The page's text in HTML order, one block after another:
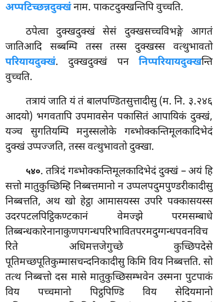
अप्पटिच्छन्नदुक्खंनाम. पाकटदुक्खन्तिपि वुच्चति.
ठपेत्वा दुक्खदुक्खं सेसं दुक्खसच्चविभङ्गे आगतं
जातिआदि सब्बम्पि तस्स तस्स दुक्खस्स वत्थुभावतो
परियायदुक्खं. दुक्खदुक्खं पन निप्परियायदुक्खन्ति
वुच्चति.
तत्रायंजाति यं तं बालपण्डितसुत्तादीसु (म. नि. ३.२४६
आदयो) भगवतापि उपमावसेन पकासितं आपायिकं दुक्खं,
यञ्च सुगतियम्पि मनुस्सलोके गब्भोक्कन्तिमूलकादिभेदं
दुक्खं उप्पज्जति, तस्स वत्थुभावतो दुक्खा.
५४०. तत्रिदं गब्भोक्कन्तिमूलकादिभेदं दुक्खं – अयं हि
सत्तो मातुकुच्छिम्हि निब्बत्तमानो न उप्पलपदुमपुण्डरीकादीसु
निब्बत्तति, अथ खो हेट्ठा आमासयस्स उपरि पक्कासयस्स
उदरपटलपिट्ठिकण्टकानं वेमज्झे परमसम्बाधे
तिब्बन्धकारेनानाकुणपगन्धपरिभावितपरमदुग्गन्धपवनविच
रिते अधिमत्तजेगुच्छे कुच्छिपदेसे
पूतिमच्छपूतिकुम्मासचन्दनिकादीसु किमि विय निब्बत्तति. सो
तत्थ निब्बत्तो दस मासे मातुकुच्छिसम्भवेन उस्मना पुटपाकं
विय पच्चमानो पिट्ठपिण्डि विय सेदियमानो